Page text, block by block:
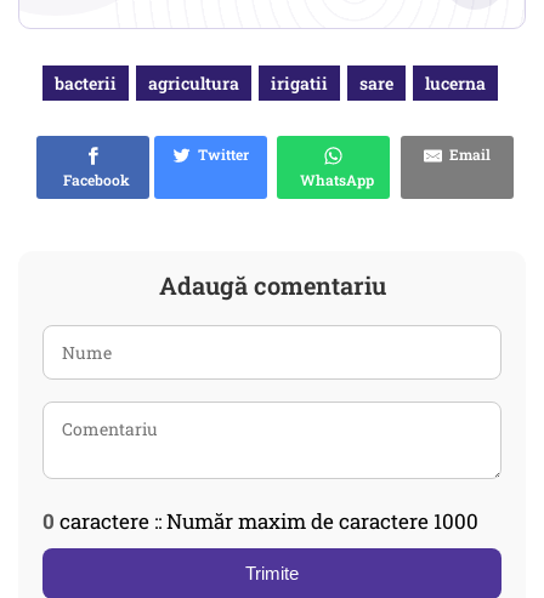
bacterii agricultura irigatii sare lucerna
Facebook
Twitter
WhatsApp
Email
Adaugă comentariu
0 caractere :: Număr maxim de caractere 1000
Trimite